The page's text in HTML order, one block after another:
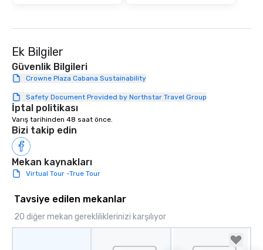
Ek Bilgiler
Güvenlik Bilgileri
Crowne Plaza Cabana Sustainability
Safety Document Provided by Northstar Travel Group
İptal politikası
Varış tarihinden 48 saat önce.
Bizi takip edin
Mekan kaynakları
Virtual Tour -True Tour
Tavsiye edilen mekanlar
20 diğer mekan gerekliliklerinizi karşılıyor